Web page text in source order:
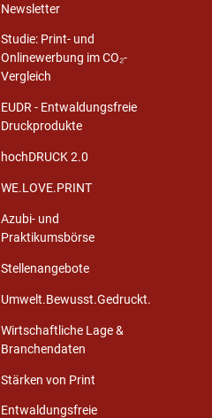
Newsletter
Studie: Print- und
Onlinewerbung im CO₂-
Vergleich
EUDR - Entwaldungsfreie
Druckprodukte
hochDRUCK 2.0
WE.LOVE.PRINT
Azubi- und
Praktikumsbörse
Stellenangebote
Umwelt.Bewusst.Gedruckt.
Wirtschaftliche Lage &
Branchendaten
Stärken von Print
Entwaldungsfreie